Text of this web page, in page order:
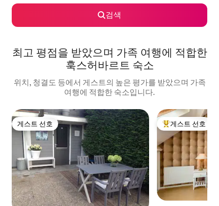
검색
최고 평점을 받았으며 가족 여행에 적합한
훅스허바르트 숙소
위치, 청결도 등에서 게스트의 높은 평가를 받았으며 가족
여행에 적합한 숙소입니다.
게스트 선호
게스트 선호 상위 게스트 선호
게스트 선호